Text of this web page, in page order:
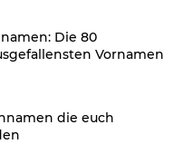
Die 80
Vornamen
die euch